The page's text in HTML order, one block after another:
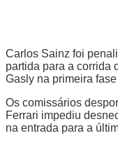
Carlos Sainz foi
partida para a corrida
Gasly na primeira
Os comissários
Ferrari impediu
na entrada para a